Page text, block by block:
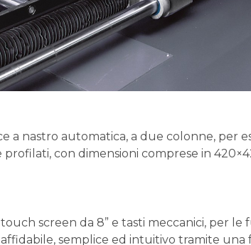
a nastro automatica, a due colonne, per
con dimensioni comprese in
screen da 8” e tasti meccanici, per le
semplice ed intuitivo tramite una